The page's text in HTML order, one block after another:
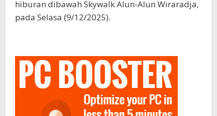
hiburan dibawah Skywalk Alun-Alun Wiraradja,
pada Selasa (9/12/2025).